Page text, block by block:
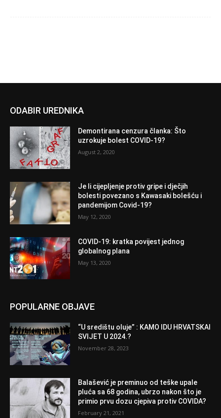
ODABIR UREDNIKA
Demontirana cenzura članka: Što
uzrokuje bolest COVID-19?
August 2, 2020
Je li cijepljenje protiv gripe i dječjih
bolesti povezano s Kawasaki bolešću i
pandemijom Covid-19?
May 12, 2020
COVID-19: kratka povijest jednog
globalnog plana
May 13, 2020
POPULARNE OBJAVE
“U središtu oluje” : KAMO IDU HRVATSKAI
SVIJET U 2024.?
November 28, 2023
Balašević je preminuo od teške upale
pluća sa 68 godina, ubrzo nakon što je
primio prvu dozu cjepiva protiv COVIDA?
February 21, 2021